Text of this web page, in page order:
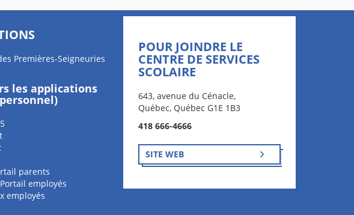
Premières-Seigneuries
les applications
parents
employés
employés
POUR JOINDRE LE
CENTRE DE SERVICES
SCOLAIRE
643, avenue du Cénacle,
Québec, Québec G1E 1B3
418 666-4666
SITE WEB